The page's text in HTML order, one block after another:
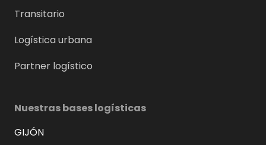
Transitario
Logística urbana
Partner logístico
Nuestras bases logísticas
GIJÓN